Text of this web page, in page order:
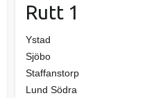
Rutt 1
Ystad
Sjöbo
Staffanstorp
Lund Södra